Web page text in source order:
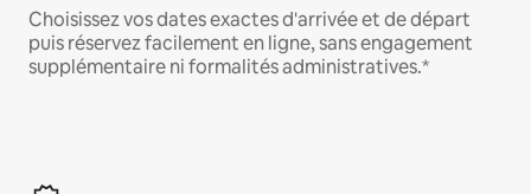
Choisissez vos dates exactes d'arrivée et de départ
puis réservez facilement en ligne, sans engagement
supplémentaire ni formalités administratives.*